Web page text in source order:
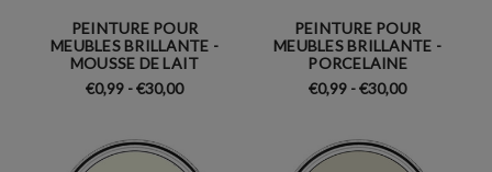
PEINTURE POUR
MEUBLES BRILLANTE -
MOUSSE DE LAIT
€0,99 - €30,00
PEINTURE POUR
MEUBLES BRILLANTE -
PORCELAINE
€0,99 - €30,00